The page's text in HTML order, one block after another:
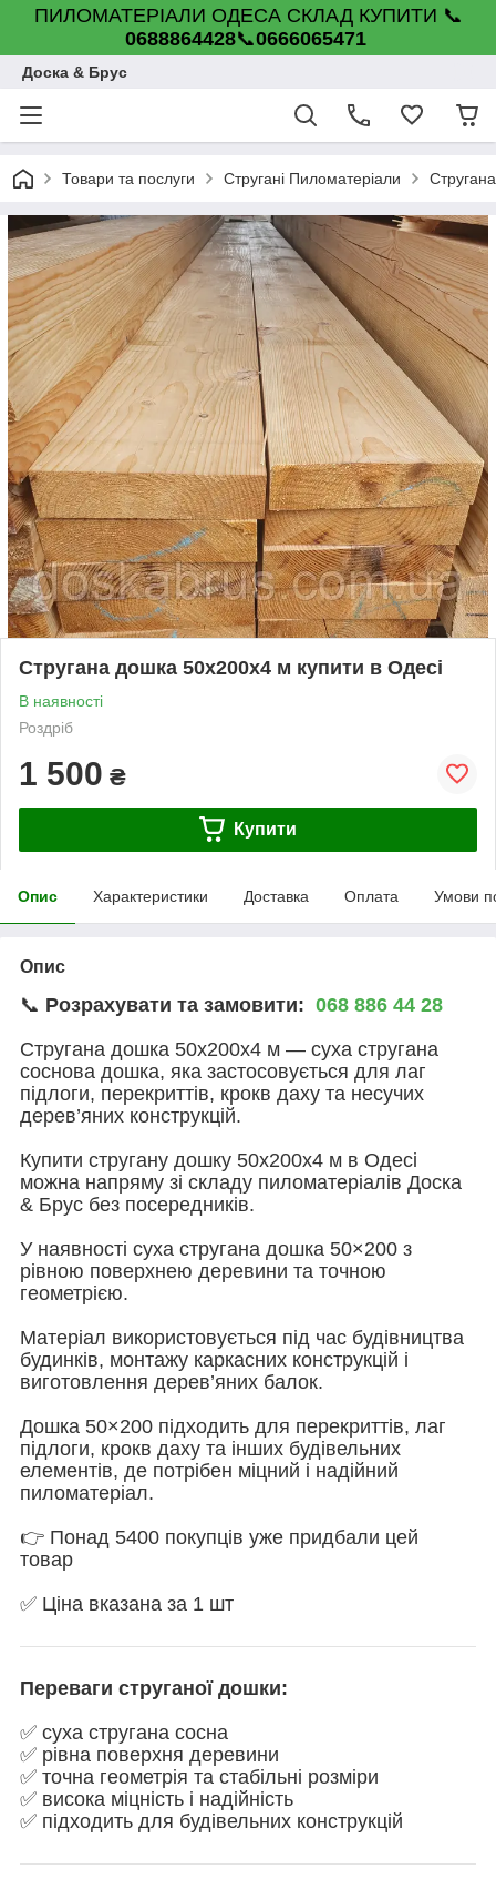
ПИЛОМАТЕРІАЛИ ОДЕСА СКЛАД КУПИТИ 📞
0688864428📞0666065471
Доска & Брус
Товари та послуги Стругані Пиломатеріали
Стругана дошка 50х200х4 м купити в Одесі
В наявності
Роздріб
1 500 ₴
Купити
Опис Характеристики Доставка Оплата Умови
Опис
📞 Розрахувати та замовити: 068 886 44 28
Стругана дошка 50х200х4 м — суха стругана
соснова дошка, яка застосовується для лаг
підлоги, перекриттів, крокв даху та несучих
дерев’яних конструкцій.
Купити стругану дошку 50х200х4 м в Одесі
можна напряму зі складу пиломатеріалів Доска
& Брус без посередників.
У наявності суха стругана дошка 50×200 з
рівною поверхнею деревини та точною
геометрією.
Матеріал використовується під час будівництва
будинків, монтажу каркасних конструкцій і
виготовлення дерев’яних балок.
Дошка 50×200 підходить для перекриттів, лаг
підлоги, крокв даху та інших будівельних
елементів, де потрібен міцний і надійний
пиломатеріал.
👉 Понад 5400 покупців уже придбали цей
товар
✅ Ціна вказана за 1 шт
Переваги струганої дошки:
✅ суха стругана сосна
✅ рівна поверхня деревини
✅ точна геометрія та стабільні розміри
✅ висока міцність і надійність
✅ підходить для будівельних конструкцій